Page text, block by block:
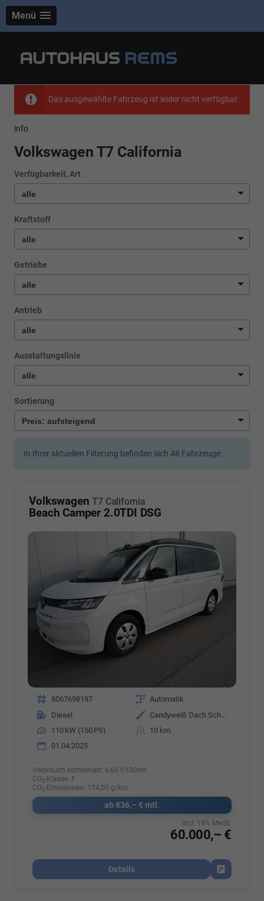
Menü
Das ausgewählte Fahrzeug ist leider nicht verfügbar.
info
Volkswagen T7 California
Verfügbarkeit, Art
Kraftstoff
Getriebe
Antrieb
Ausstattungslinie
Sortierung
In Ihrer aktuellen Filterung befinden sich 48 Fahrzeuge:
Volkswagen T7 California
Beach Camper 2.0TDI DSG
Fahrzeugnr. 8067698197 Getriebe Automatik
Kraftstoff
Diesel Außenfarbe
Leistung
110 kW (150 PS) Kilometerstand
10 km
01.04.2025
Verbrauch kombiniert: 6,60 l/100km
CO2-Klasse: F
CO2-Emissionen: 174,00 g/km
ab 836,– € mtl.
60.000,– €
incl. 19% MwSt.
Details
Fahrzeug